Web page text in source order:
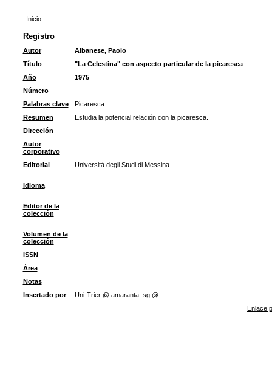
Inicio
Registro
Autor
Albanese, Paolo
Título
"La Celestina" con aspecto particular de la picaresca
Año
1975
Número
Palabras clave
Picaresca
Resumen
Estudia la potencial relación con la picaresca.
Dirección
Autor
corporativo
Editorial
Università degli Studi di Messina
Idioma
Editor de la
colección
Volumen de la
colección
ISSN
Área
Notas
Insertado por
Uni-Trier @ amaranta_sg @
Enlace